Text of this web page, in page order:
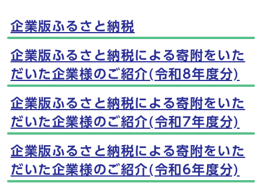
メインメニュー
企業版ふるさと納税
企業版ふるさと納税による寄附をいた
だいた企業様のご紹介(令和8年度分)
企業版ふるさと納税による寄附をいた
だいた企業様のご紹介(令和7年度分)
企業版ふるさと納税による寄附をいた
だいた企業様のご紹介(令和6年度分)